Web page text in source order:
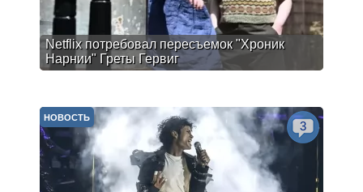
Netflix потребовал пересъемок "Хроник
Нарнии" Греты Гервиг
НОВОСТЬ
3